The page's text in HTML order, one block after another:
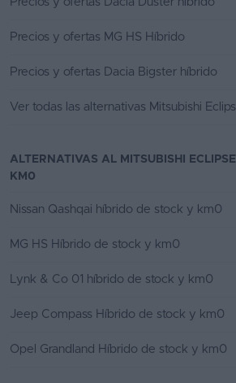
Precios y ofertas MG HS Híbrido
Precios y ofertas Dacia Bigster híbrido
Ver todas las alternativas Mitsubishi
ALTERNATIVAS AL MITSUBISHI
KM0
Nissan Qashqai híbrido de stock y km0
MG HS Híbrido de stock y km0
Lynk & Co 01 híbrido de stock y km0
Jeep Compass Híbrido de stock y km0
Opel Grandland Híbrido de stock y km0